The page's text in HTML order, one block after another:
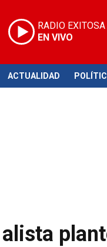
RADIO EXITOSA
EN VIVO
ACTUALIDAD